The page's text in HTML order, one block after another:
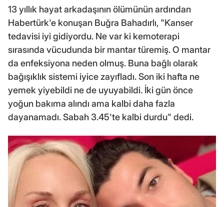
13 yıllık hayat arkadaşının ölümünün ardından
Habertürk'e konuşan Buğra Bahadırlı, "Kanser
tedavisi iyi gidiyordu. Ne var ki kemoterapi
sırasında vücudunda bir mantar türemiş. O mantar
da enfeksiyona neden olmuş. Buna bağlı olarak
bağışıklık sistemi iyice zayıfladı. Son iki hafta ne
yemek yiyebildi ne de uyuyabildi. İki gün önce
yoğun bakıma alındı ama kalbi daha fazla
dayanamadı. Sabah 3.45'te kalbi durdu" dedi.